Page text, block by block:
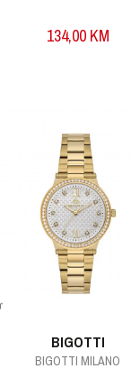
134,00 KM
BIGOTTI
BIGOTTI MILANO